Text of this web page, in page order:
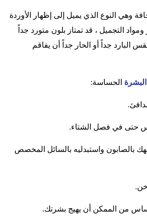
وهي النوع الذي يميل إلى إظهار الأوردة
التجميل ، قد تمتاز بلون متورد جداً
البارد جداً أو الحار جداً أن يفاقم
البشرة الحساسة:
.
حتى في فصل الشتاء.
بالصابون واستبدليه بالسائل المخصص
.
من الممكن أن يهيج بشرتك.